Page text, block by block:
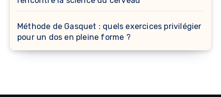
Méthode de Gasquet : quels exercices privilégier
pour un dos en pleine forme ?